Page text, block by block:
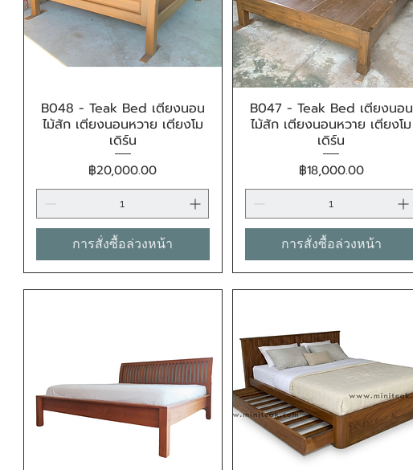
ดูข้อมูลด่วน
B048 - Teak Bed เตียงนอน
ไม้สัก เตียงนอนหวาย เตียงโม
เดิร์น
ราคา
฿20,000.00
การสั่งซื้อล่วงหน้า
ดูข้อมูลด่วน
B047 - Teak Bed เตียงนอน
ไม้สัก เตียงนอนหวาย เตียงโม
เดิร์น
ราคา
฿18,000.00
การสั่งซื้อล่วงหน้า